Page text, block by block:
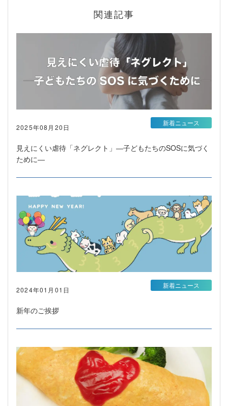
関連記事
2025年08月20日
見えにくい虐待「ネグレクト」―子どもたちのSOSに気づく
ために―
新着ニュース
2024年01月01日
新年のご挨拶
新着ニュース